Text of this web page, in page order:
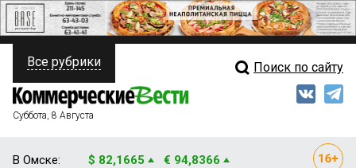
ПОЛИТИКА
ФИНАНСЫ
Свежий выпуск
Все рубрики Поиск по сайту
Суббота, 8 Августа
В Омске: $ 82,1665 € 94,8366